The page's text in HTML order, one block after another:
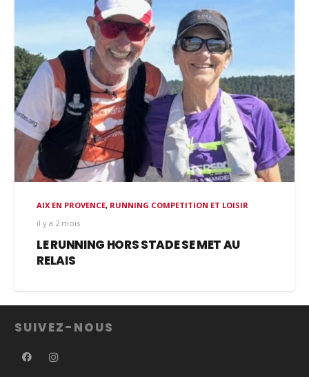
AIX EN PROVENCE, RUNNING COMPETITION ET LOISIR
il y a 2 mois
LE RUNNING HORS STADE SE MET AU
RELAIS
SUIVEZ-NOUS